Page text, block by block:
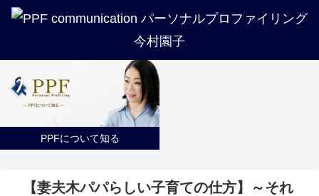
PPFについて知る
トリセツ一覧
企業・法人・団体の方へ
【妻夫木パパらしい子育ての仕方】～それ